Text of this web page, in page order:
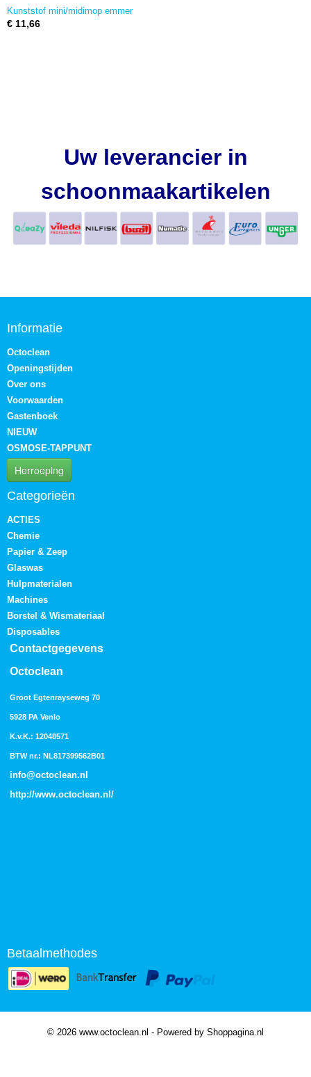
Kunststof mini/midimop emmer
€ 11,66
Uw leverancier in
schoonmaakartikelen
Informatie
Octoclean
Openingstijden
Over ons
Voorwaarden
Gastenboek
NIEUW
OSMOSE-TAPPUNT
Herroeping
Categorieën
ACTIES
Chemie
Papier & Zeep
Glaswas
Hulpmaterialen
Machines
Borstel & Wismateriaal
Disposables
Contactgegevens
Octoclean
Groot Egtenrayseweg 70
5928 PA Venlo
K.v.K.: 12048571
BTW nr.: NL817399562B01
info@octoclean.nl
http://www.octoclean.nl /
Betaalmethodes
© 2026 www.octoclean.nl - Powered by Shoppagina.nl